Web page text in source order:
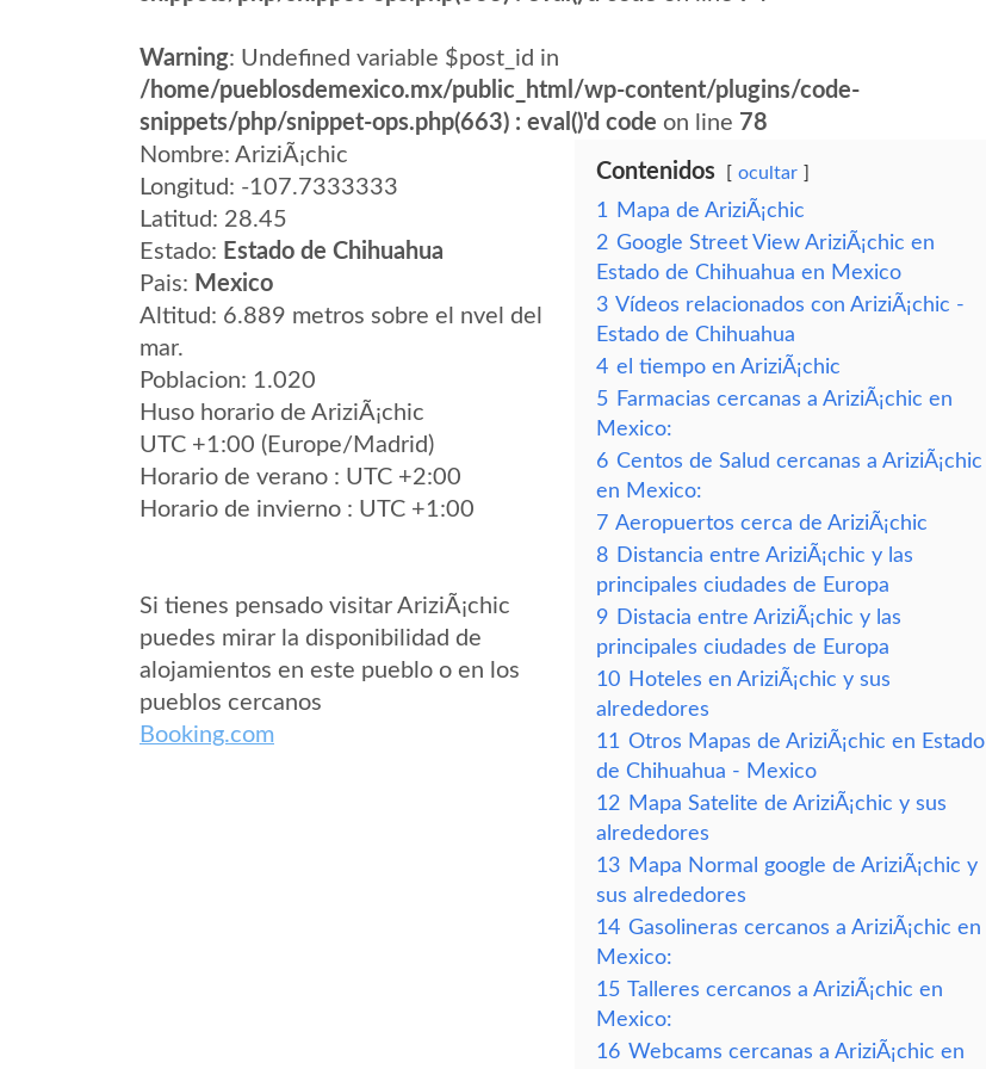
Warning: Undefined variable $post_id in
/home/pueblosdemexico.mx/public_html/wp-content/plugins/code-
snippets/php/snippet-ops.php(663) : eval()'d code on line 78
Nombre: AriziÃ¡chic
Longitud: -107.7333333
Latitud: 28.45
Estado: Estado de Chihuahua
Pais: Mexico
Altitud: 6.889 metros sobre el nvel del
mar.
Poblacion: 1.020
Huso horario de AriziÃ¡chic
UTC +1:00 (Europe/Madrid)
Horario de verano : UTC +2:00
Horario de invierno : UTC +1:00
Si tienes pensado visitar AriziÃ¡chic
puedes mirar la disponibilidad de
alojamientos en este pueblo o en los
pueblos cercanos
Booking.com
Contenidos ocultar
1
Mapa de AriziÃ¡chic
2 Google Street View AriziÃ¡chic en
Estado de Chihuahua en Mexico
3 Vídeos relacionados con AriziÃ¡chic -
Estado de Chihuahua
4 el tiempo en AriziÃ¡chic
5 Farmacias cercanas a AriziÃ¡chic en
Mexico:
6 Centos de Salud cercanas a AriziÃ¡chic
en Mexico:
7 Aeropuertos cerca de AriziÃ¡chic
8 Distancia entre AriziÃ¡chic y las
principales ciudades de Europa
9 Distacia entre AriziÃ¡chic y las
principales ciudades de Europa
10 Hoteles en AriziÃ¡chic y sus
alrededores
11 Otros Mapas de AriziÃ¡chic en Estado
de Chihuahua - Mexico
12 Mapa Satelite de AriziÃ¡chic y sus
alrededores
13 Mapa Normal google de AriziÃ¡chic y
sus alrededores
14 Gasolineras cercanos a AriziÃ¡chic en
Mexico:
15 Talleres cercanos a AriziÃ¡chic en
Mexico:
16 Webcams cercanas a AriziÃ¡chic en